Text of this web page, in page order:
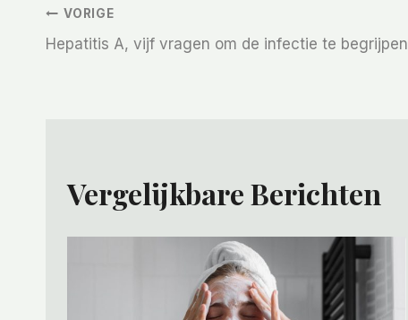
Bericht
Navigatie
VORIGE
Hepatitis A, vijf vragen om de infectie te begrijpen
Vergelijkbare Berichten